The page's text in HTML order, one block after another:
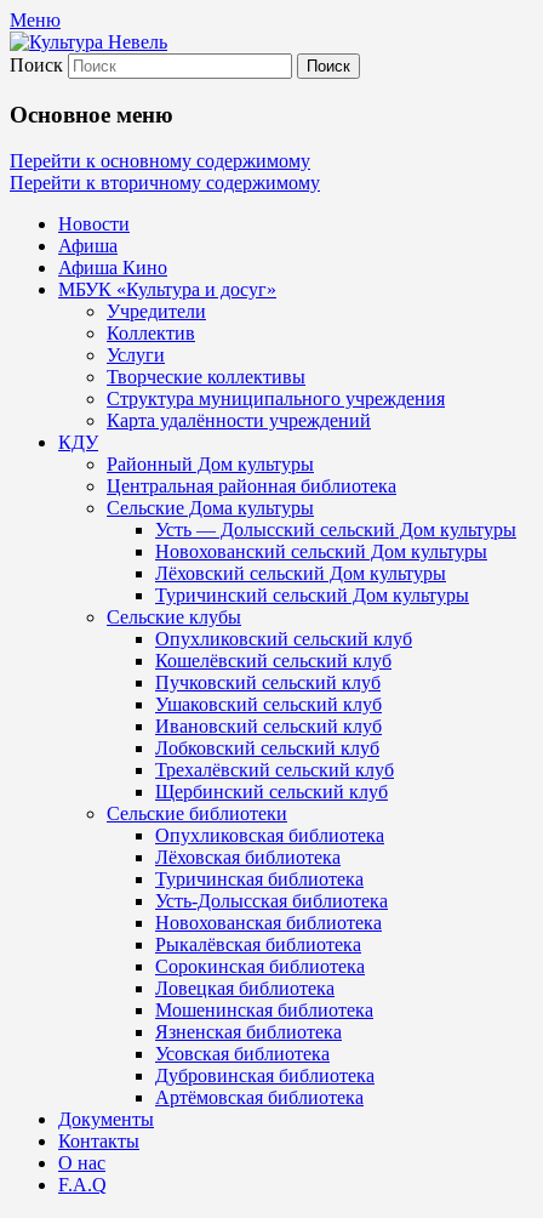
Меню
Культура Невель
МБУК Невельского района "Культура
и досуг"
Поиск
Основное меню
Перейти к основному содержимому
Перейти к вторичному содержимому
Новости
Афиша
Афиша Кино
МБУК «Культура и досуг»
Учредители
Коллектив
Услуги
Творческие коллективы
Структура муниципального учреждения
Карта удалённости учреждений
КДУ
Районный Дом культуры
Центральная районная библиотека
Сельские Дома культуры
Усть — Долысский сельский Дом культуры
Новохованский сельский Дом культуры
Лёховский сельский Дом культуры
Туричинский сельский Дом культуры
Сельские клубы
Опухликовский сельский клуб
Кошелёвский сельский клуб
Пучковский сельский клуб
Ушаковский сельский клуб
Ивановский сельский клуб
Лобковский сельский клуб
Трехалёвский сельский клуб
Щербинский сельский клуб
Сельские библиотеки
Опухликовская библиотека
Лёховская библиотека
Туричинская библиотека
Усть-Долысская библиотека
Новохованская библиотека
Рыкалёвская библиотека
Сорокинская библиотека
Ловецкая библиотека
Мошенинская библиотека
Язненская библиотека
Усовская библиотека
Дубровинская библиотека
Артёмовская библиотека
Документы
Контакты
О нас
F.A.Q